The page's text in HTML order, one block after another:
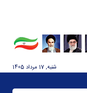
شنبه, 17 مرداد 1405